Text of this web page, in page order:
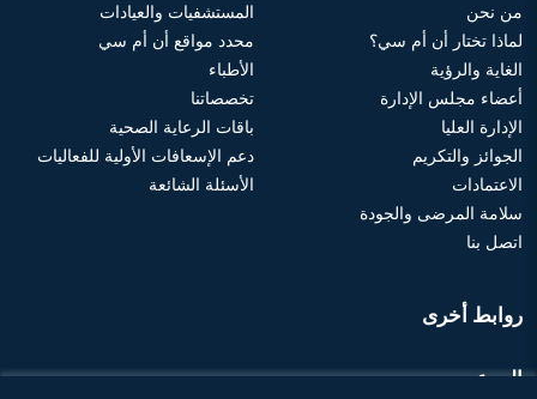
من نحن
لماذا تختار أن أم سي؟
الغاية والرؤية
أعضاء مجلس الإدارة
الإدارة العليا
الجوائز والتكريم
الاعتمادات
سلامة المرضى والجودة
اتصل بنا
المستشفيات والعيادات
محدد مواقع أن أم سي
الأطباء
تخصصاتنا
باقات الرعاية الصحية
دعم الإسعافات الأولية للفعاليات
الأسئلة الشائعة
روابط أخرى
الموعد